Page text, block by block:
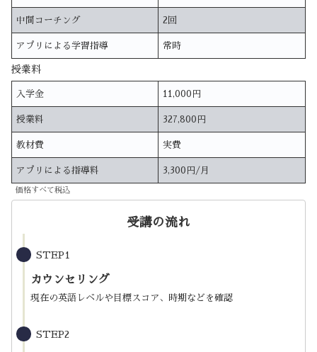
中間コーチング 2回
アプリによる学習指導 常時
授業料
入学金 11,000円
授業料 327,800円
教材費 実費
アプリによる指導料 3,300円/月
価格すべて税込
受講の流れ
STEP1
カウンセリング
現在の英語レベルや目標スコア、時期などを確認
STEP2